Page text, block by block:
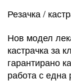
Резачка /
Нов модел
кастрачка за
гарантирано
работа с една